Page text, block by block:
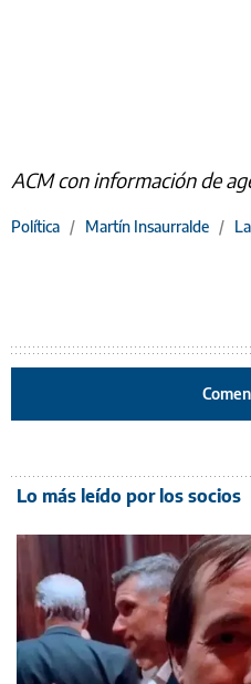
ACM con información de
Política / Martín Insaurralde /
Lo más leído por los socios